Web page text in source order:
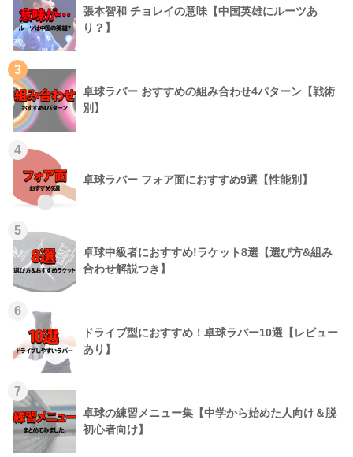
張本智和 チョレイの意味【中国英雄にルーツあ
り？】
3
卓球ラバー おすすめの組み合わせ4パターン【戦術
別】
4
卓球ラバー フォア面におすすめ9選【性能別】
5
卓球中級者におすすめ!ラケット8選【選び方&組み
合わせ解説つき】
6
ドライブ型におすすめ！卓球ラバー10選【レビュー
あり】
7
卓球の練習メニュー集【中学から始めた人向け＆脱
初心者向け】